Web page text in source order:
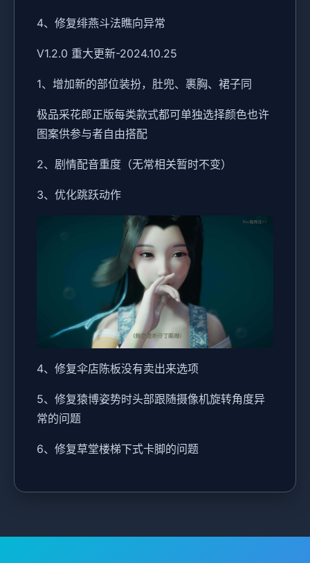
4、修复绯燕斗法瞧向异常
V1.2.0 重大更新-2024.10.25
1、增加新的部位装扮，肚兜、裹胸、裙子同
极品采花郎正版每类款式都可单独选择颜色也许
图案供参与者自由搭配
2、剧情配音重度（无常相关暂时不变）
3、优化跳跃动作
4、修复伞店陈板没有卖出来选项
5、修复猿博姿势时头部跟随摄像机旋转角度异
常的问题
6、修复草堂楼梯下式卡脚的问题